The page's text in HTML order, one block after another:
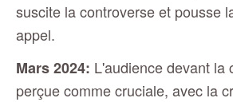
suscite la controverse et pousse
appel.
Mars 2024: L'audience devant la
perçue comme cruciale, avec la